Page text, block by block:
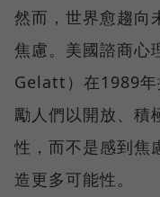
然而，世界愈趨向
焦慮。美國諮商心
Gelatt）在1989年
勵人們以開放、積
性，而不是感到焦
造更多可能性。